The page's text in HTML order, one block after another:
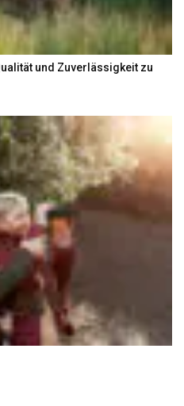
und Zuverlässigkeit zu